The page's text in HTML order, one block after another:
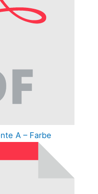
A – Farbe